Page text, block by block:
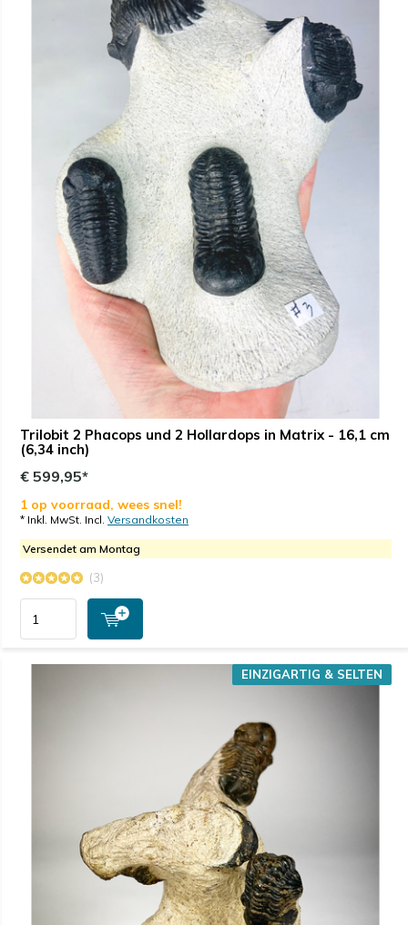
Trilobit 2 Phacops und 2 Hollardops in Matrix - 16,1 cm
(6,34 inch)
€ 599,95*
1 op voorraad, wees snel!
* Inkl. MwSt. Incl. Versandkosten
Versendet am Montag
(3)
EINZIGARTIG & SELTEN